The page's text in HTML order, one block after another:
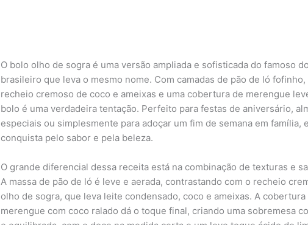
O bolo olho de sogra é uma versão ampliada e sofisticada do famoso
brasileiro que leva o mesmo nome. Com camadas de pão de ló fofinho,
recheio cremoso de coco e ameixas e uma cobertura de merengue
bolo é uma verdadeira tentação. Perfeito para festas de aniversário,
especiais ou simplesmente para adoçar um fim de semana em família,
conquista pelo sabor e pela beleza.
O grande diferencial dessa receita está na combinação de texturas e
A massa de pão de ló é leve e aerada, contrastando com o recheio
olho de sogra, que leva leite condensado, coco e ameixas. A cobertura
merengue com coco ralado dá o toque final, criando uma sobremesa